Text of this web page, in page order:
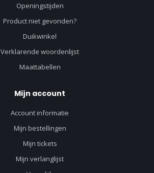
Openingstijden
Product niet gevonden?
Duikwinkel
Verklarende woordenlijst
Maattabellen
Mijn account
Account informatie
Mijn bestellingen
Mijn tickets
Mijn verlanglijst